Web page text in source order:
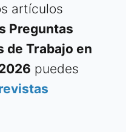
artículos
Preguntas
de Trabajo en
puedes